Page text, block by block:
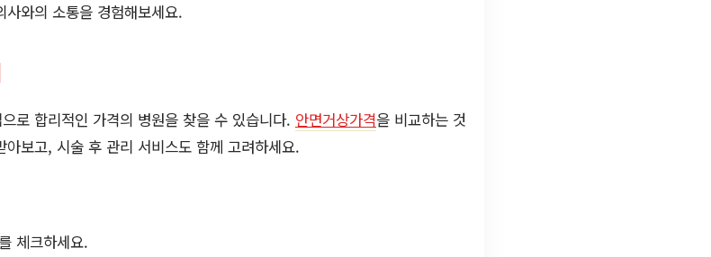
와의 소통을 경험해보세요.
로 합리적인 가격의 병원을 찾을 수 있습니다. 안면거상가격을 비교하는 것
보고, 시술 후 관리 서비스도 함께 고려하세요.
체크하세요.